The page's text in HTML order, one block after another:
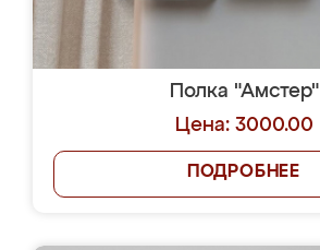
Полка "Амстер"
Цена: 3000.00
ПОДРОБНЕЕ